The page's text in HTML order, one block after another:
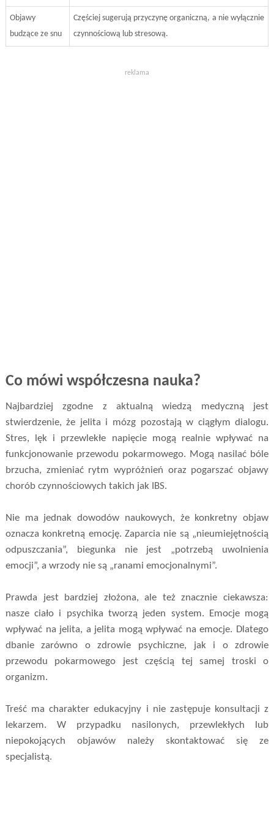
Objawy
budzące ze snu
Częściej sugerują przyczynę organiczną, a nie wyłącznie
czynnościową lub stresową.
reklama
Co mówi współczesna nauka?
Najbardziej zgodne z aktualną wiedzą medyczną jest
stwierdzenie, że jelita i mózg pozostają w ciągłym dialogu.
Stres, lęk i przewlekłe napięcie mogą realnie wpływać na
funkcjonowanie przewodu pokarmowego. Mogą nasilać bóle
brzucha, zmieniać rytm wypróżnień oraz pogarszać objawy
chorób czynnościowych takich jak IBS.
Nie ma jednak dowodów naukowych, że konkretny objaw
oznacza konkretną emocję. Zaparcia nie są „nieumiejętnością
odpuszczania”, biegunka nie jest „potrzebą uwolnienia
emocji”, a wrzody nie są „ranami emocjonalnymi”.
Prawda jest bardziej złożona, ale też znacznie ciekawsza:
nasze ciało i psychika tworzą jeden system. Emocje mogą
wpływać na jelita, a jelita mogą wpływać na emocje. Dlatego
dbanie zarówno o zdrowie psychiczne, jak i o zdrowie
przewodu pokarmowego jest częścią tej samej troski o
organizm.
Treść ma charakter edukacyjny i nie zastępuje konsultacji z
lekarzem. W przypadku nasilonych, przewlekłych lub
niepokojących objawów należy skontaktować się ze
specjalistą.